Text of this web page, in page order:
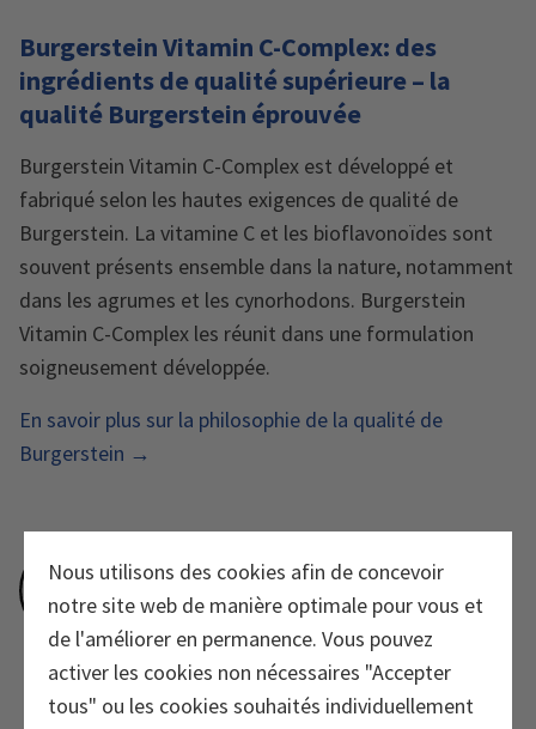
Nous utilisons des cookies afin de concevoir
notre site web de manière optimale pour vous et
de l'améliorer en permanence. Vous pouvez
activer les cookies non nécessaires "Accepter
tous" ou les cookies souhaités individuellement
Burgerstein Vitamin C-Complex: des
ingrédients de qualité supérieure – la
qualité Burgerstein éprouvée
Burgerstein Vitamin C-Complex est développé et
fabriqué selon les hautes exigences de qualité de
Burgerstein. La vitamine C et les bioflavonoïdes sont
souvent présents ensemble dans la nature, notamment
dans les agrumes et les cynorhodons. Burgerstein
Vitamin C-Complex les réunit dans une formulation
soigneusement développée.
En savoir plus sur la philosophie de la qualité de
Burgerstein →